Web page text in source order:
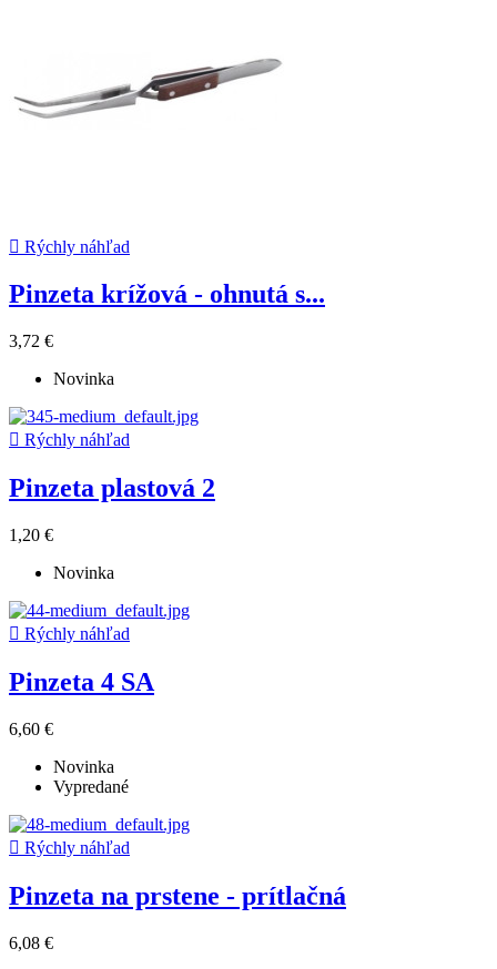
 Rýchly náhľad
Pinzeta krížová - ohnutá s...
3,72 €
Novinka
 Rýchly náhľad
Pinzeta plastová 2
1,20 €
Novinka
 Rýchly náhľad
Pinzeta 4 SA
6,60 €
Novinka
Vypredané
 Rýchly náhľad
Pinzeta na prstene - prítlačná
6,08 €